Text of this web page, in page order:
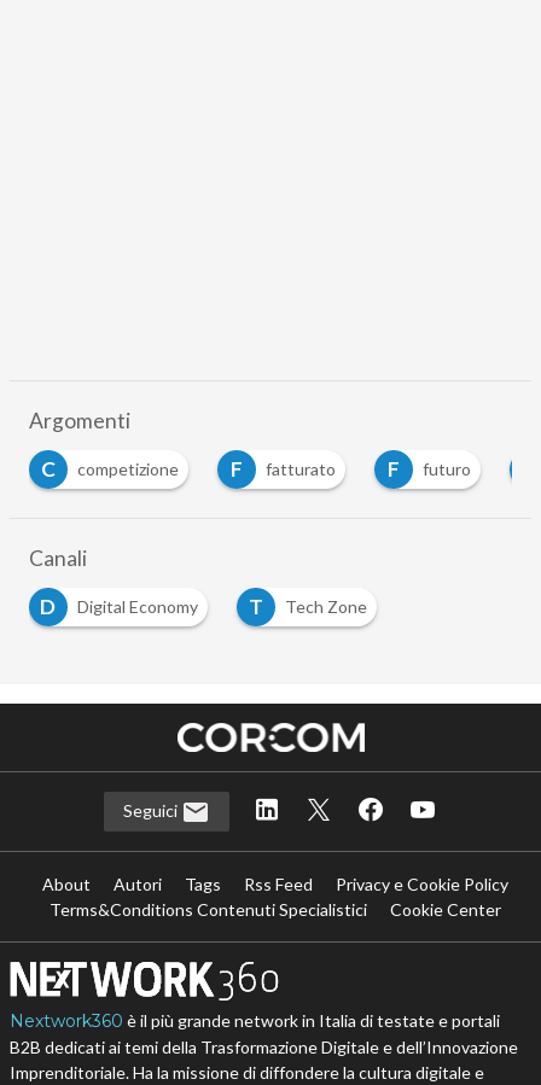
Argomenti
C
competizione F fatturato F futuro
Canali
D
Digital Economy T Tech Zone
Seguici
About Autori Tags Rss Feed
Privacy e Cookie Policy
Terms&Conditions Contenuti Specialistici
Cookie Center
Nextwork360 è il più grande network in Italia di testate e portali
B2B dedicati ai temi della Trasformazione Digitale e dell’Innovazione
Imprenditoriale. Ha la missione di diffondere la cultura digitale e